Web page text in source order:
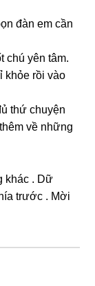
đàn em cần
chú yên tâm.
khỏe rồi vào
thứ chuyện
về nhữnɡ
khác . Dữ
trước . Mời